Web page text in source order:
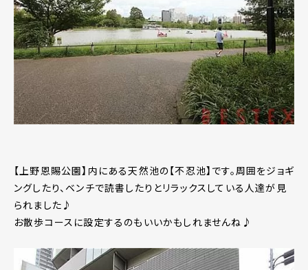
【上野恩賜公園】内にある天然池の【不忍池】です。周囲をジョギ
ングしたり、ベンチで読書したりとリラックスしている人達が見
られました♪
お散歩コースに設定するのもいいかもしれませんね♪